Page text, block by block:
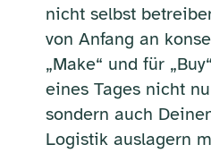
nicht selbst
von Anfang an
„Make“ und für
eines Tages nicht
sondern auch
Logistik auslagern